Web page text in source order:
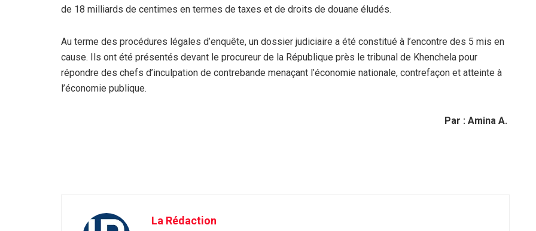
de 18 milliards de centimes en termes de taxes et de droits de douane éludés.
Au terme des procédures légales d’enquête, un dossier judiciaire a été constitué à l’encontre des 5 mis en
cause. Ils ont été présentés devant le procureur de la République près le tribunal de Khenchela pour
répondre des chefs d’inculpation de contrebande menaçant l’économie nationale, contrefaçon et atteinte à
l’économie publique.
Par : Amina A.
La Rédaction